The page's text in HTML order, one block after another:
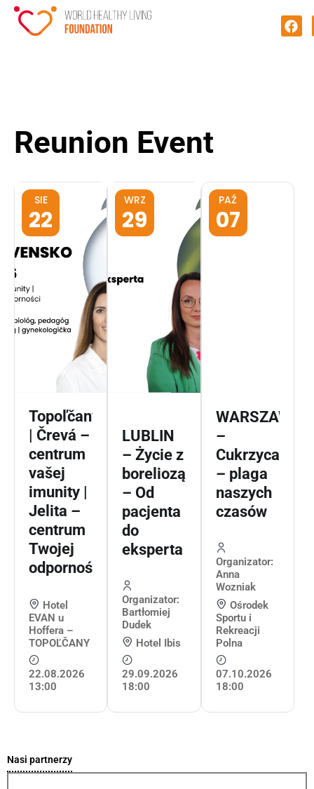
Reunion Event
SIE
22
Topoľčany
| Črevá –
centrum
vašej
imunity |
Jelita –
centrum
Twojej
odporności
Hotel
EVAN u
Hoffera –
TOPOĽČANY
22.08.2026
13:00
WRZ
29
LUBLIN
– Życie z
boreliozą
– Od
pacjenta
do
eksperta
Organizator:
Bartłomiej
Dudek
Hotel Ibis
29.09.2026
18:00
PAŹ
07
WARSZAWA
–
Cukrzyca
– plaga
naszych
czasów
Organizator:
Anna
Wozniak
Ośrodek
Sportu i
Rekreacji
Polna
07.10.2026
18:00
Nasi partnerzy